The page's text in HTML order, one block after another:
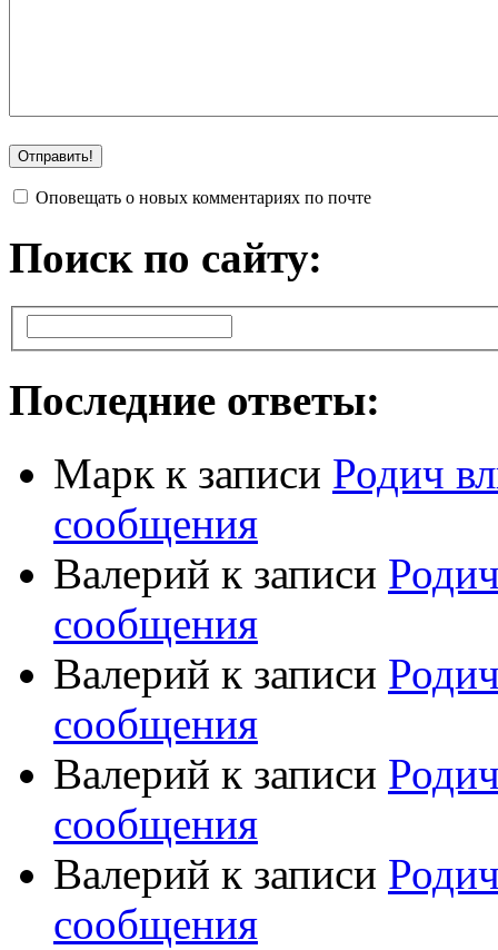
Оповещать о новых комментариях по почте
Поиск по сайту:
Последние ответы:
Марк к записи Родич
сообщения
Валерий к записи
сообщения
Валерий к записи
сообщения
Валерий к записи
сообщения
Валерий к записи
сообщения